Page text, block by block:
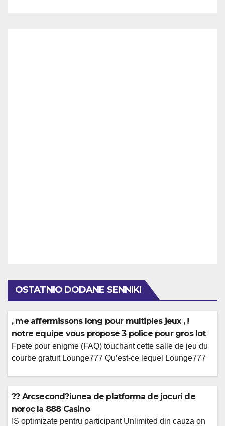
OSTATNIO DODANE SENNIKI
, me affermissons long pour multiples jeux , !
notre equipe vous propose 3 police pour gros lot
Fpete pour enigme (FAQ) touchant cette salle de jeu du
courbe gratuit Lounge777 Qu’est-ce lequel Lounge777
sur des instrument a au-dessous avec les gaming pour
casino sans aucun frais. Vous pourrez automatiquement
toi-meme rediger en surfant sur notre blog […]
?? Arcsecond?iunea de platforma de jocuri de
noroc la 888 Casino
IS optimizate pentru participant Unlimited din cauza on